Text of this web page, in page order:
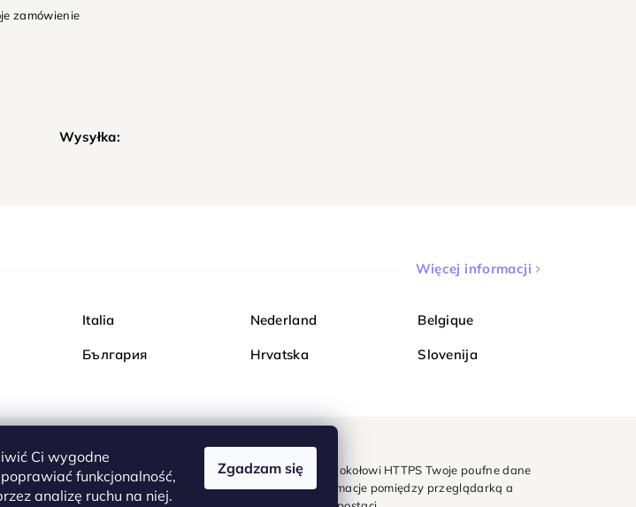
Ci wygodne
funkcjonalność,
analizę ruchu na niej.
Zgadzam się
zamówienie
Wysyłka:
Więcej informacji
Italia Nederland Belgique
България Hrvatska Slovenija
Kupuj bezpiecznie w Diamondi. Dzięki protokołowi HTTPS Twoje poufne dane
są całkowicie bezpieczne - wszystkie informacje pomiędzy przeglądarką a